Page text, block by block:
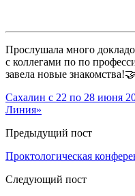
Прослушала много
с коллегами по по
завела новые знакомства!🤝
Сахалин c 22 по 28 июня
Линия»
Предыдущий пост
Проктологическая
Следующий пост